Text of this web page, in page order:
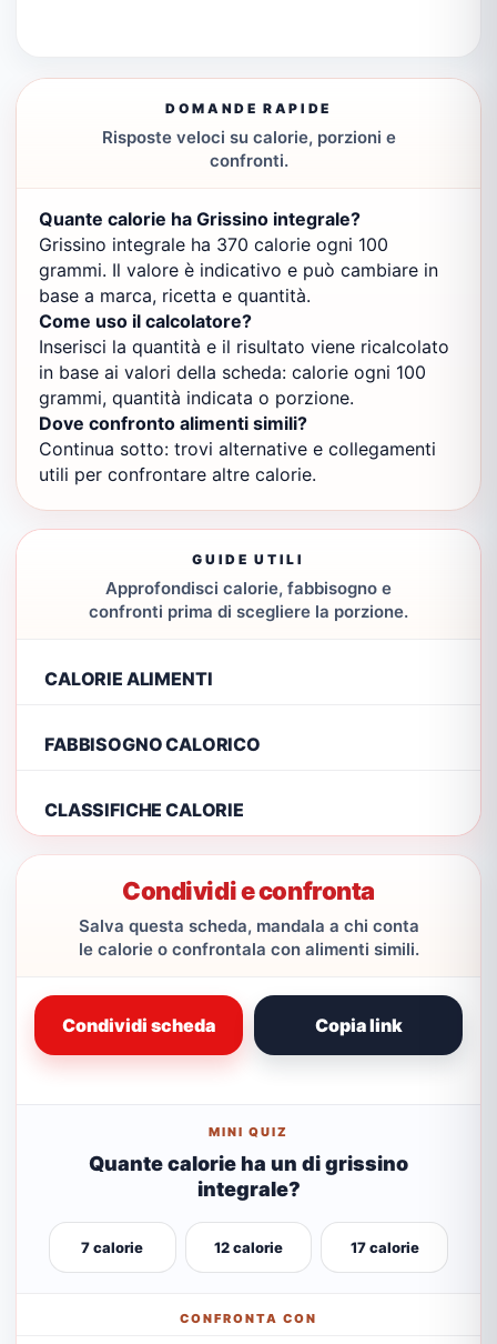
DOMANDE RAPIDE
Risposte veloci su calorie, porzioni e
confronti.
Quante calorie ha Grissino integrale?
Grissino integrale ha 370 calorie ogni 100
grammi. Il valore è indicativo e può cambiare in
base a marca, ricetta e quantità.
Come uso il calcolatore?
Inserisci la quantità e il risultato viene ricalcolato
in base ai valori della scheda: calorie ogni 100
grammi, quantità indicata o porzione.
Dove confronto alimenti simili?
Continua sotto: trovi alternative e collegamenti
utili per confrontare altre calorie.
GUIDE UTILI
Approfondisci calorie, fabbisogno e
confronti prima di scegliere la porzione.
CALORIE ALIMENTI
FABBISOGNO CALORICO
CLASSIFICHE CALORIE
Condividi e confronta
Salva questa scheda, mandala a chi conta
le calorie o confrontala con alimenti simili.
Condividi scheda Copia link
MINI QUIZ
Quante calorie ha un di grissino
integrale?
7 calorie 12 calorie 17 calorie
CONFRONTA CON